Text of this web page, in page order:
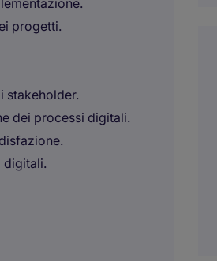
progetti.
stakeholder.
dei processi digitali.
digitali.